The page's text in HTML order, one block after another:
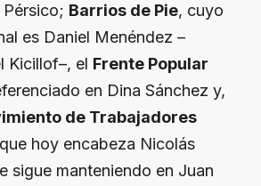
Barrios de Pie, cuyo
es Daniel Menéndez –
Kicillof–, el Frente Popular
en Dina Sánchez y,
de Trabajadores
hoy encabeza Nicolás
sigue manteniendo en Juan